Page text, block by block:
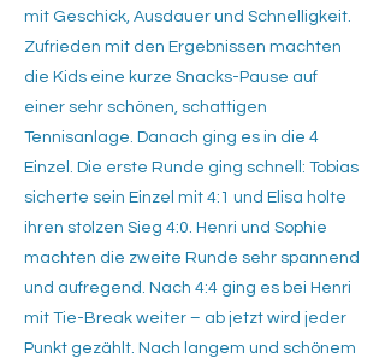
mit Geschick, Ausdauer und Schnelligkeit.
Zufrieden mit den Ergebnissen machten
die Kids eine kurze Snacks-Pause auf
einer sehr schönen, schattigen
Tennisanlage. Danach ging es in die 4
Einzel. Die erste Runde ging schnell: Tobias
sicherte sein Einzel mit 4:1 und Elisa holte
ihren stolzen Sieg 4:0. Henri und Sophie
machten die zweite Runde sehr spannend
und aufregend. Nach 4:4 ging es bei Henri
mit Tie-Break weiter – ab jetzt wird jeder
Punkt gezählt. Nach langem und schönem